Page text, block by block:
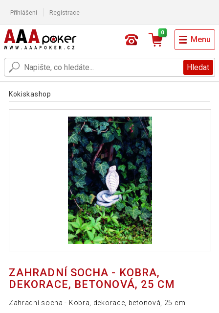
Přihlášení Registrace
Hledat
0
Menu
Kokiskashop
ZAHRADNÍ SOCHA - KOBRA,
DEKORACE, BETONOVÁ, 25 CM
Zahradní socha - Kobra, dekorace, betonová, 25 cm